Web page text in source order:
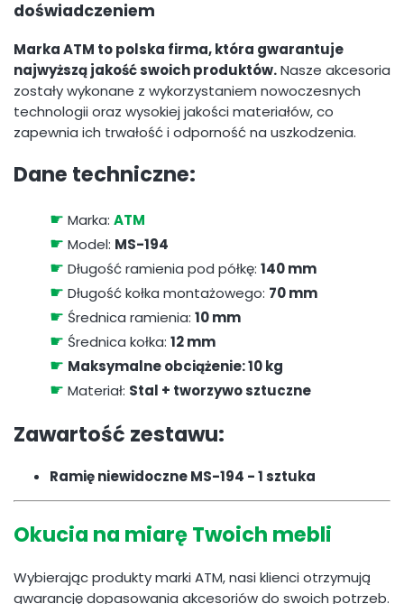
doświadczeniem
Marka ATM to polska firma, która gwarantuje
najwyższą jakość swoich produktów.Nasze akcesoria
zostały wykonane z wykorzystaniem nowoczesnych
technologii oraz wysokiej jakości materiałów, co
zapewnia ich trwałość i odporność na uszkodzenia.
Dane techniczne:
☛ Marka: ATM
☛ Model: MS-194
☛ Długość ramienia pod półkę: 140 mm
☛ Długość kołka montażowego: 70 mm
☛ Średnica ramienia: 10 mm
☛ Średnica kołka: 12 mm
☛ Maksymalne obciążenie: 10 kg
☛ Materiał: Stal + tworzywo sztuczne
Zawartość zestawu:
Ramię niewidoczne MS-194 - 1 sztuka
Okucia na miarę Twoich mebli
Wybierając produkty marki ATM, nasi klienci otrzymują
gwarancję dopasowania akcesoriów do swoich potrzeb.